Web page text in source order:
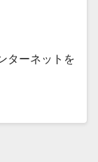
ターネットを